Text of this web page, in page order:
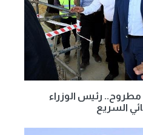
رئيس الوزراء
السريع